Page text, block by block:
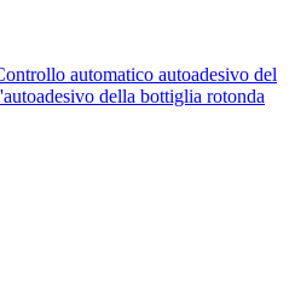
automatico autoadesivo del
della bottiglia rotonda